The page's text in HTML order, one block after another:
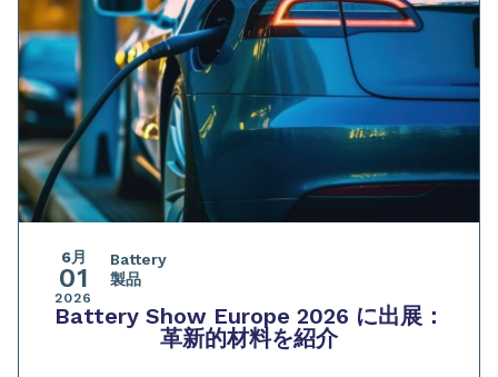
6月
01
2026
Battery
製品
Battery Show Europe 2026 に出展：
革新的材料を紹介